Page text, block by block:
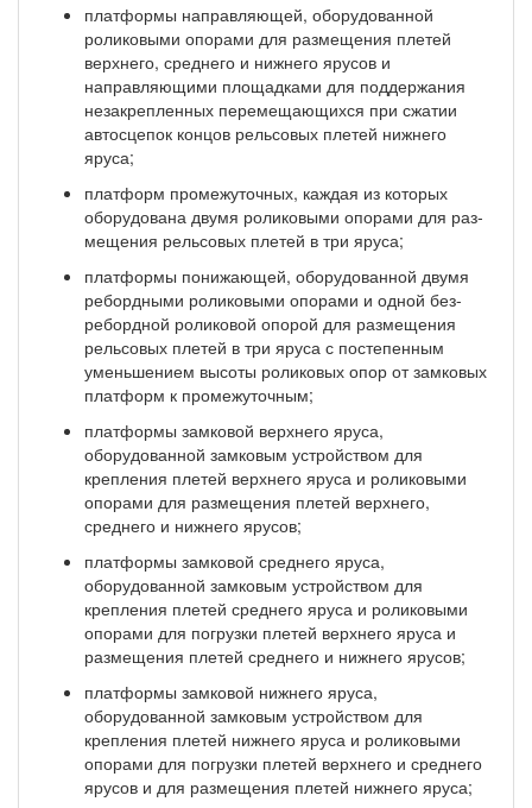
платформы направляющей, оборудованной
роликовыми опорами для размещения плетей
верх­него, среднего и нижнего ярусов и
направляющими площадками для поддержания
незакрепленных перемещающихся при сжатии
автосцепок концов рельсовых плетей нижнего
яруса;
платформ промежуточных, каждая из которых
оборудована двумя роликовыми опорами для раз­
мещения рельсовых плетей в три яруса;
платформы понижающей, оборудованной двумя
ребордными роликовыми опорами и одной без-
ребордной роликовой опорой для размещения
рельсовых плетей в три яруса с постепенным
уменьшени­ем высоты роликовых опор от замковых
платформ к промежуточным;
платформы замковой верхнего яруса,
оборудованной замковым устройством для
крепления плетей верхнего яруса и роликовыми
опорами для размещения плетей верхнего,
среднего и нижнего ярусов;
платформы замковой среднего яруса,
оборудованной замковым устройством для
крепления плетей среднего яруса и роликовыми
опорами для погрузки плетей верхнего яруса и
размещения плетей среднего и нижнего ярусов;
платформы замковой нижнего яруса,
оборудованной замковым устройством для
крепления пле­тей нижнего яруса и роликовыми
опорами для погрузки плетей верхнего и среднего
ярусов и для разме­щения плетей нижнего яруса;